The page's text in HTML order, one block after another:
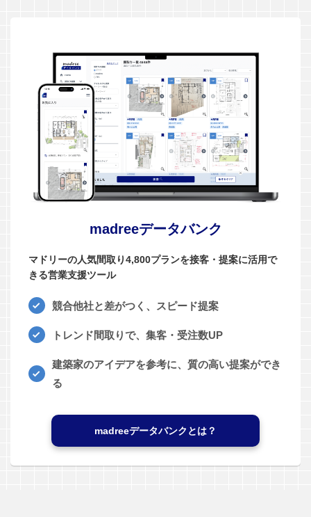
madreeデータバンク
マドリーの人気間取り4,800プランを接客・提案に活用で
きる営業支援ツール
競合他社と差がつく、スピード提案
トレンド間取りで、集客・受注数UP
建築家のアイデアを参考に、質の高い提案ができ
る
madreeデータバンクとは？